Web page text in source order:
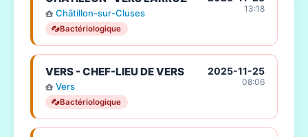
Châtillon-sur-Cluses
Bactériologique
13:18
VERS - CHEF-LIEU DE VERS
Vers
Bactériologique
2025-11-25
08:06